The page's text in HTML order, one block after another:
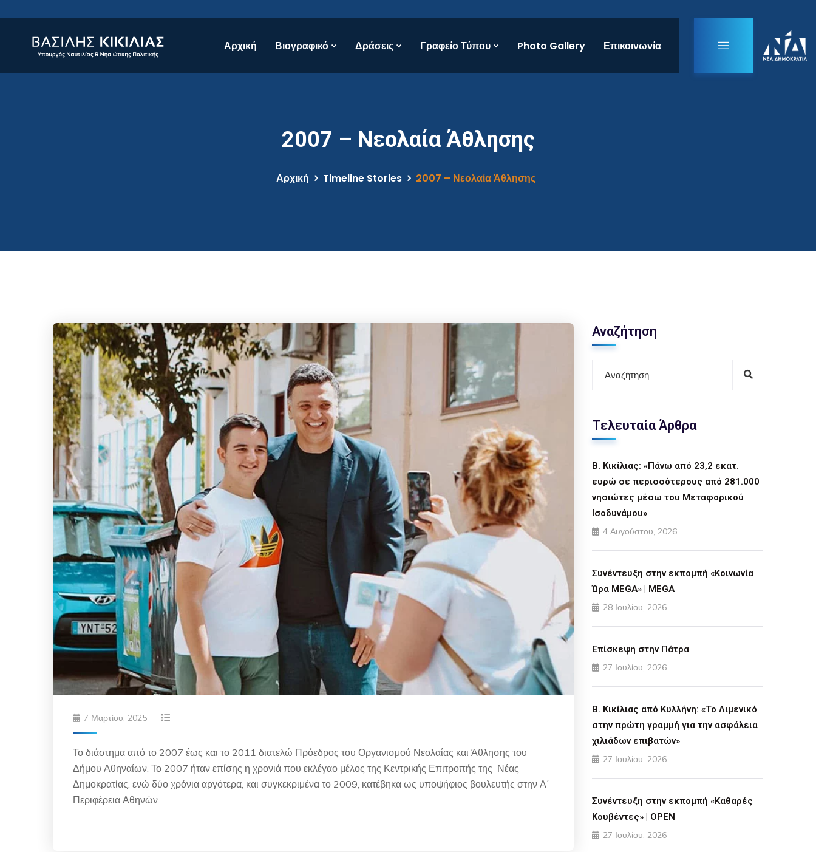
Αρχική Βιογραφικό Δράσεις Γραφείο Τύπου Photo Gallery Επικοινωνία
2007 – Νεολαία Άθλησης
Αρχική Timeline Stories 2007 – Νεολαία Άθλησης
7 Μαρτίου, 2025
Το διάστημα από το 2007 έως και το 2011 διατελώ Πρόεδρος του Οργανισμού Νεολαίας και Άθλησης του
Δήμου Αθηναίων. Το 2007 ήταν επίσης η χρονιά που εκλέγαο μέλος της Κεντρικής Επιτροπής της Νέας
Δημοκρατίας, ενώ δύο χρόνια αργότερα, και συγκεκριμένα το 2009, κατέβηκα ως υποψήφιος βουλευτής στην Α΄
Περιφέρεια Αθηνών
Αναζήτηση
Τελευταία Άρθρα
Β. Κικίλιας: «Πάνω από 23,2 εκατ.
ευρώ σε περισσότερους από 281.000
νησιώτες μέσω του Μεταφορικού
Ισοδυνάμου»
4 Αυγούστου, 2026
Συνέντευξη στην εκπομπή «Κοινωνία
Ώρα MEGA» | MEGA
28 Ιουλίου, 2026
Επίσκεψη στην Πάτρα
27 Ιουλίου, 2026
Β. Κικίλιας από Κυλλήνη: «Το Λιμενικό
στην πρώτη γραμμή για την ασφάλεια
χιλιάδων επιβατών»
27 Ιουλίου, 2026
Συνέντευξη στην εκπομπή «Καθαρές
Κουβέντες» | OPEN
27 Ιουλίου, 2026